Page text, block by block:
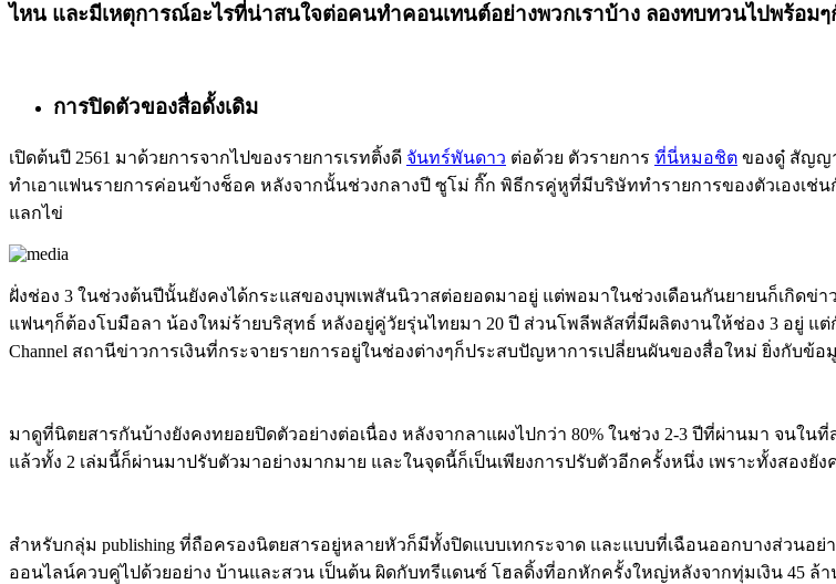
ไหน และมีเหตุการณ์อะไรที่น่าสนใจต่อคนทำคอนเทนต์อย่างพวกเราบ้าง ลองทบทวนไปพร้อมๆ
การปิดตัวของสื่อดั้งเดิม
เปิดต้นปี 2561 มาด้วยการจากไปของรายการเรทติ้งดี จันทร์พันดาว ต่อด้วย ตัวรายการ ที่นี่หมอชิต ของดู๋ สัญญ
ทำเอาแฟนรายการค่อนข้างช็อค หลังจากนั้นช่วงกลางปี ซูโม่ กิ๊ก พิธีกรคู่หูที่มีบริษัททำรายการของตัวเองเช่น
แลกไข่
ฝั่งช่อง 3 ในช่วงต้นปีนั้นยังคงได้กระแสของบุพเพสันนิวาสต่อยอดมาอยู่ แต่พอมาในช่วงเดือนกันยายนก็เกิดข่
แฟนๆก็ต้องโบมือลา น้องใหม่ร้ายบริสุทธ์ หลังอยู่คู่วัยรุ่นไทยมา 20 ปี ส่วนโพลีพลัสที่มีผลิตงานให้ช่อง 3 อยู่ แต่
Channel สถานีข่าวการเงินที่กระจายรายการอยู่ในช่องต่างๆก็ประสบปัญหาการเปลี่ยนผันของสื่อใหม่ ยิ่งกับ
มาดูที่นิตยสารกันบ้างยังคงทยอยปิดตัวอย่างต่อเนื่อง หลังจากลาแผงไปกว่า 80% ในช่วง 2-3 ปีที่ผ่านมา จนในที่
แล้วทั้ง 2 เล่มนี้ก็ผ่านมาปรับตัวมาอย่างมากมาย และในจุดนี้ก็เป็นเพียงการปรับตัวอีกครั้งหนึ่ง เพราะทั้งสองยั
สำหรับกลุ่ม publishing ที่ถือครองนิตยสารอยู่หลายหัวก็มีทั้งปิดแบบเทกระจาด และแบบที่เฉือนออกบางส่วนอ
ออนไลน์ควบคู่ไปด้วยอย่าง บ้านและสวน เป็นต้น ผิดกับทรีแดนซ์ โฮลดิ้งที่อกหักครั้งใหญ่หลังจากทุ่มเงิน 45